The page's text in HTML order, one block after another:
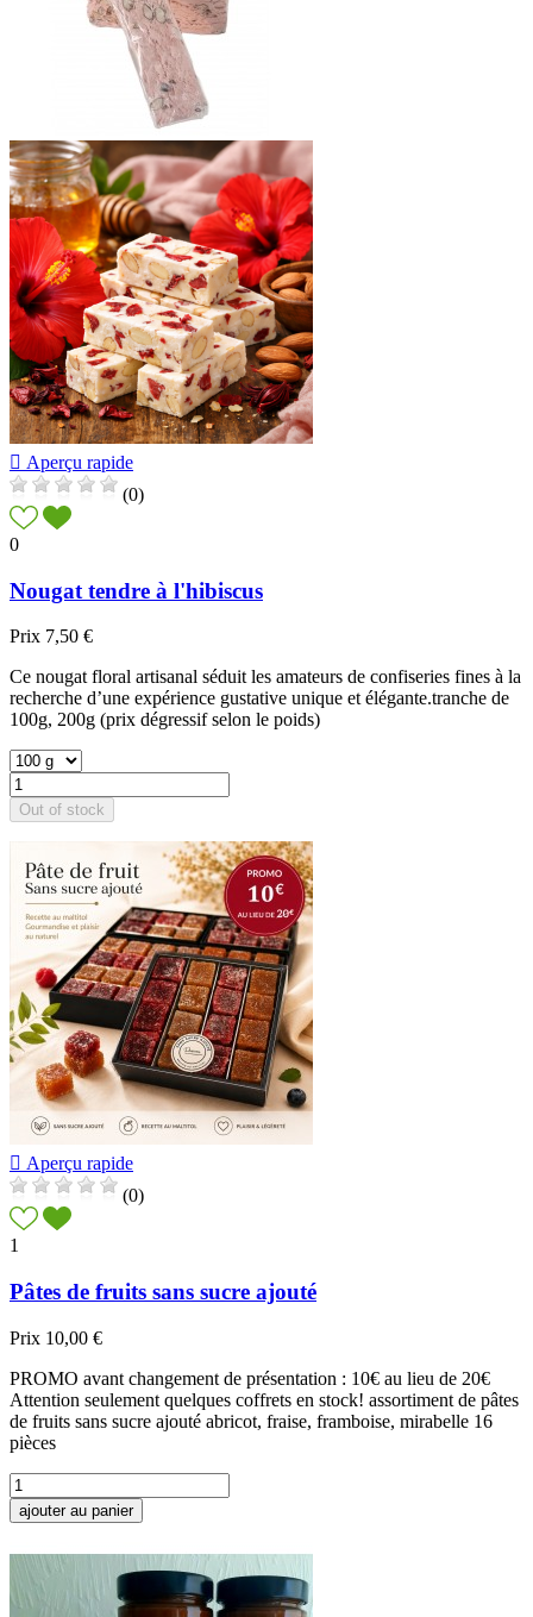
 Aperçu rapide
(0)
0
Nougat tendre à l'hibiscus
Prix 7,50 €
Ce nougat floral artisanal séduit les amateurs de confiseries fines à la
recherche d’une expérience gustative unique et élégante.tranche de
100g, 200g (prix dégressif selon le poids)
Out of stock
 Aperçu rapide
(0)
1
Pâtes de fruits sans sucre ajouté
Prix 10,00 €
PROMO avant changement de présentation : 10€ au lieu de 20€
Attention seulement quelques coffrets en stock! assortiment de pâtes
de fruits sans sucre ajouté abricot, fraise, framboise, mirabelle 16
pièces
ajouter au panier